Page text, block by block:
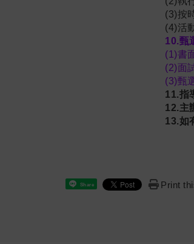
(3)按
(4)活
10.甄
(1)書
(2)面
(3)甄
11.指
12.主
13.如
Share Print